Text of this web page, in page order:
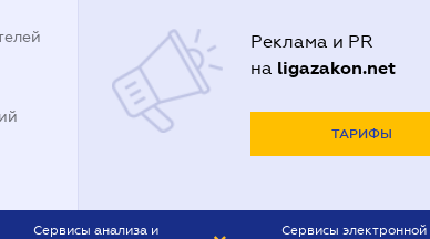
Реклама и PR
на ligazakon.net
ТАРИФЫ
Сервисы анализа и
Сервисы электронной